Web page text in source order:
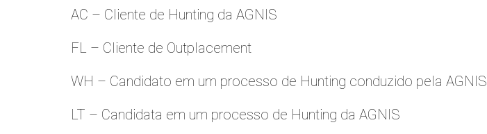
AC – Cliente de Hunting da AGNIS
FL – Cliente de Outplacement
WH – Candidato em um processo de Hunting conduzido pela AGNIS
LT – Candidata em um processo de Hunting da AGNIS